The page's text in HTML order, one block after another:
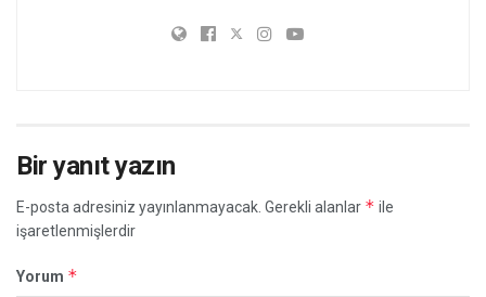
Bir yanıt yazın
E-posta adresiniz yayınlanmayacak. Gerekli alanlar * ile
işaretlenmişlerdir
Yorum *